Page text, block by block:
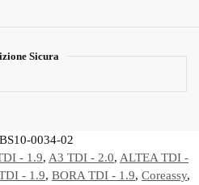
Sicura
BS10-0034-02
- 1.9, A3 TDI - 2.0, ALTEA TDI -
- 1.9, BORA TDI - 1.9, Coreassy,